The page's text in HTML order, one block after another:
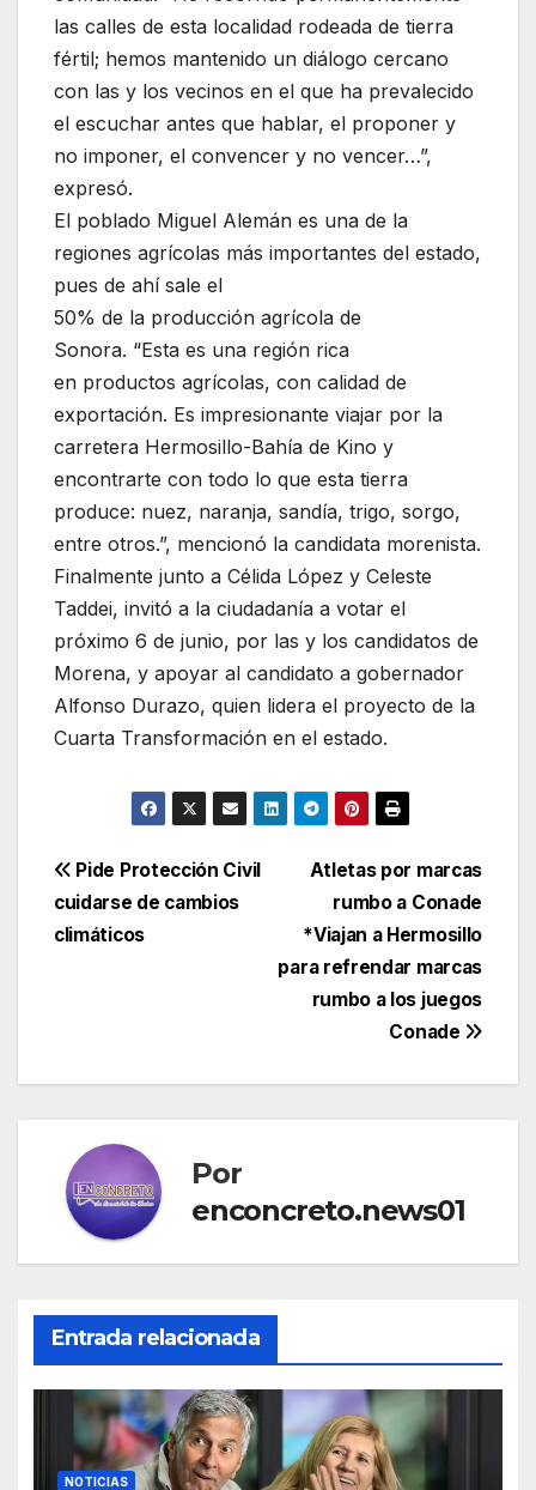
las calles de esta localidad rodeada de tierra
fértil; hemos mantenido un diálogo cercano
con las y los vecinos en el que ha prevalecido
el escuchar antes que hablar, el proponer y
no imponer, el convencer y no vencer…”,
expresó.
El poblado Miguel Alemán es una de la
regiones agrícolas más importantes del estado,
pues de ahí sale el
50% de la producción agrícola de
Sonora. “Esta es una región rica
en productos agrícolas, con calidad de
exportación. Es impresionante viajar por la
carretera Hermosillo-Bahía de Kino y
encontrarte con todo lo que esta tierra
produce: nuez, naranja, sandía, trigo, sorgo,
entre otros.”, mencionó la candidata morenista.
Finalmente junto a Célida López y Celeste
Taddei, invitó a la ciudadanía a votar el
próximo 6 de junio, por las y los candidatos de
Morena, y apoyar al candidato a gobernador
Alfonso Durazo, quien lidera el proyecto de la
Cuarta Transformación en el estado.
Navegación
de
Atletas por marcas
rumbo a Conade
*Viajan a Hermosillo
para refrendar marcas
rumbo a los juegos
Conade
Pide Protección Civil
cuidarse de cambios
climáticos
Por
enconcreto.news01
Entrada relacionada
NOTICIAS